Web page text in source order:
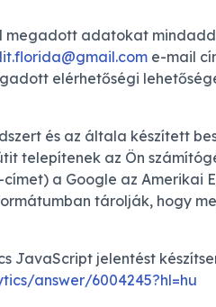
adatokat
e-mail
elérhetőségi
és az általa készített
telepítenek az Ön
a Google az Amerikai
tárolják, hogy
JavaScript jelentést
answer/6004245?hl=hu